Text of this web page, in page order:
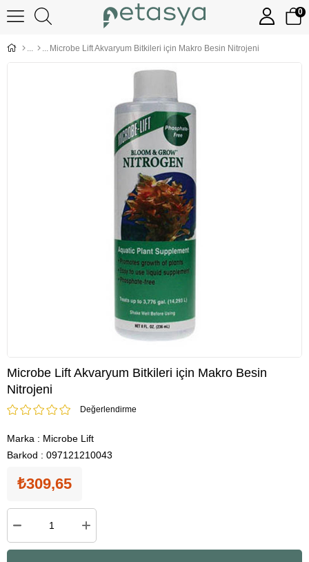
0
Microbe Lift Akvaryum Bitkileri için Makro Besin Nitrojeni
Microbe Lift Akvaryum Bitkileri için Makro Besin
Nitrojeni
Değerlendirme
Marka : Microbe Lift
Barkod : 097121210043
₺309,65